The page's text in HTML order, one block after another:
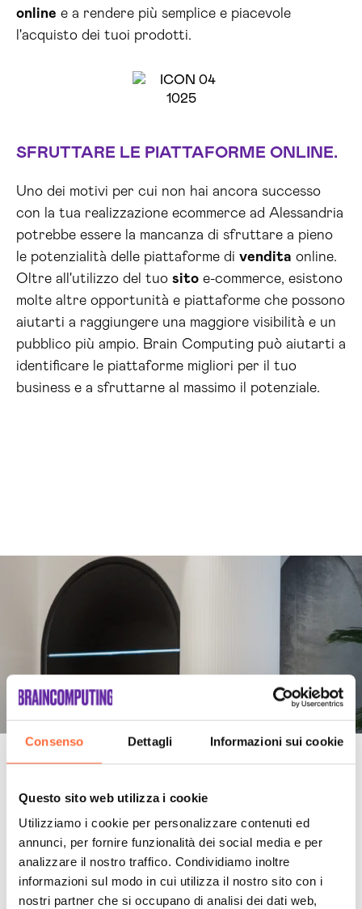
Consenso Dettagli Informazioni sui cookie
Questo sito web utilizza i cookie
Utilizziamo i cookie per personalizzare contenuti ed
annunci, per fornire funzionalità dei social media e per
analizzare il nostro traffico. Condividiamo inoltre
informazioni sul modo in cui utilizza il nostro sito con i
nostri partner che si occupano di analisi dei dati web,
online e a rendere più semplice e piacevole
l'acquisto dei tuoi prodotti.
SFRUTTARE LE PIATTAFORME ONLINE.
Uno dei motivi per cui non hai ancora successo
con la tua realizzazione ecommerce ad Alessandria
potrebbe essere la mancanza di sfruttare a pieno
le potenzialità delle piattaforme di vendita online.
Oltre all'utilizzo del tuo sito e-commerce, esistono
molte altre opportunità e piattaforme che possono
aiutarti a raggiungere una maggiore visibilità e un
pubblico più ampio. Brain Computing può aiutarti a
identificare le piattaforme migliori per il tuo
business e a sfruttarne al massimo il potenziale.
Come ti aiuteremo